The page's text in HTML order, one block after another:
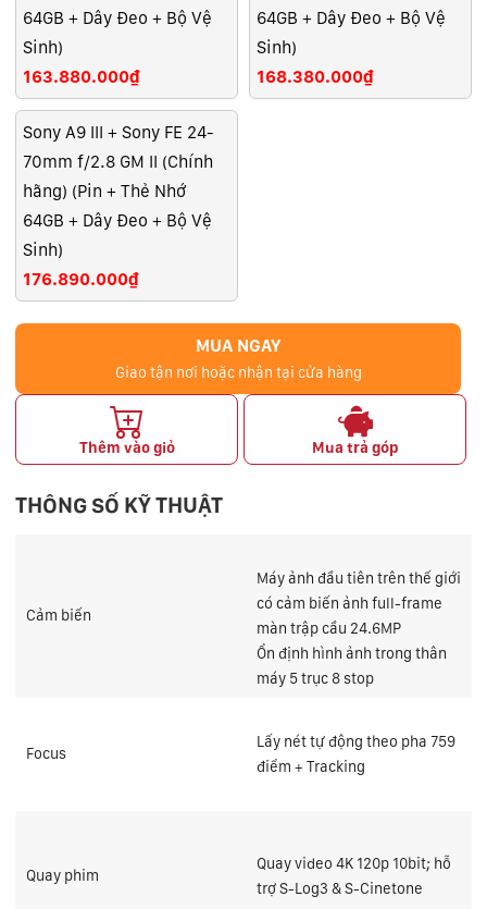
64GB + Dây Đeo + Bộ Vệ
Sinh)
163.880.000₫
64GB + Dây Đeo + Bộ Vệ
Sinh)
168.380.000₫
Sony A9 III + Sony FE 24-
70mm f/2.8 GM II (Chính
hãng) (Pin + Thẻ Nhớ
64GB + Dây Đeo + Bộ Vệ
Sinh)
176.890.000₫
MUA NGAY
Giao tận nơi hoặc nhận tại cửa hàng
Thêm vào giỏ Mua trả góp
THÔNG SỐ KỸ THUẬT
Cảm biến
Máy ảnh đầu tiên trên thế giới
có cảm biến ảnh full-frame
màn trập cầu 24.6MP
Ổn định hình ảnh trong thân
máy 5 trục 8 stop
Focus
Lấy nét tự động theo pha 759
điểm + Tracking
Quay phim
Quay video 4K 120p 10bit; hỗ
trợ S-Log3 & S-Cinetone